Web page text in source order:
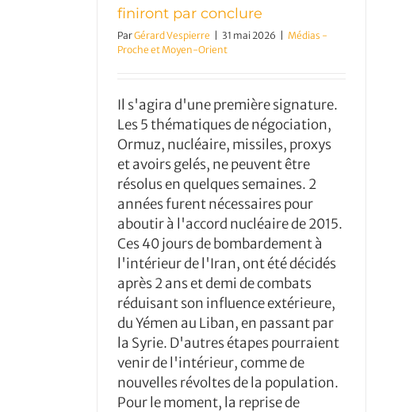
finiront par conclure
ParGérard Vespierre | 31 mai 2026 | Médias -
Proche et Moyen-Orient
Il s'agira d'une première signature.
Les 5 thématiques de négociation,
Ormuz, nucléaire, missiles, proxys
et avoirs gelés, ne peuvent être
résolus en quelques semaines. 2
années furent nécessaires pour
aboutir à l'accord nucléaire de 2015.
Ces 40 jours de bombardement à
l'intérieur de l'Iran, ont été décidés
après 2 ans et demi de combats
réduisant son influence extérieure,
du Yémen au Liban, en passant par
la Syrie. D'autres étapes pourraient
venir de l'intérieur, comme de
nouvelles révoltes de la population.
Pour le moment, la reprise de